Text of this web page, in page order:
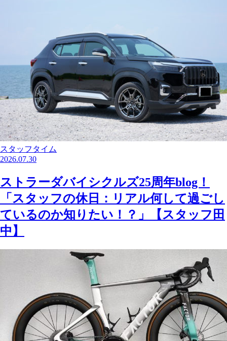
スタッフタイム
2026.07.30
ストラーダバイシクルズ25周年blog！
「スタッフの休日：リアル何して過ごし
ているのか知りたい！？」【スタッフ田
中】